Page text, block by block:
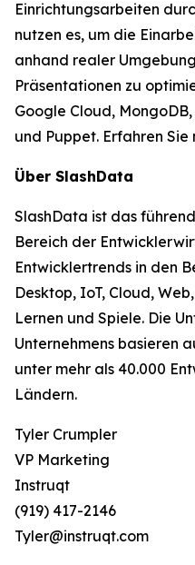
Einrichtungsarbeiten
nutzen es, um die
anhand realer
Präsentationen zu
Google Cloud,
und Puppet. Erfahren
Über SlashData
SlashData ist das
Bereich der
Entwicklertrends in den
Desktop, IoT, Cloud,
Lernen und Spiele. Die
Unternehmens basieren
unter mehr als 40.000
Ländern.
Tyler Crumpler
VP Marketing
Instruqt
(919) 417-2146
Tyler@instruqt.com